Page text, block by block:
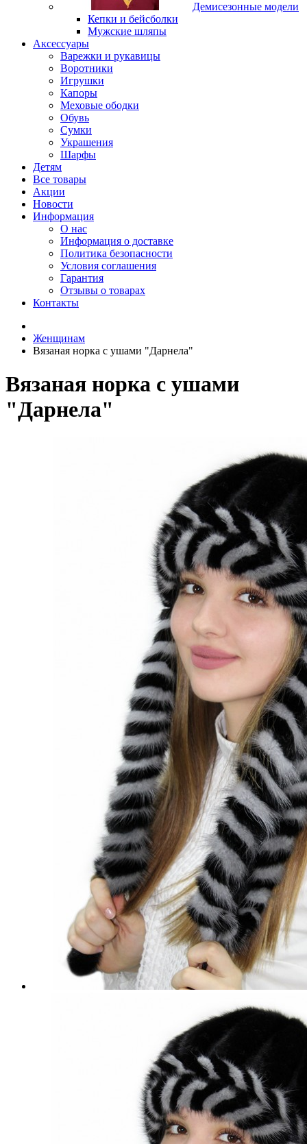
Демисезонные модели
Кепки и бейсболки
Мужские шляпы
Аксессуары
Варежки и рукавицы
Воротники
Игрушки
Капоры
Меховые ободки
Обувь
Сумки
Украшения
Шарфы
Детям
Все товары
Акции
Новости
Информация
О нас
Информация о доставке
Политика безопасности
Условия соглашения
Гарантия
Отзывы о товарах
Контакты
Женщинам
Вязаная норка с ушами "Дарнела"
Вязаная норка с ушами
"Дарнела"